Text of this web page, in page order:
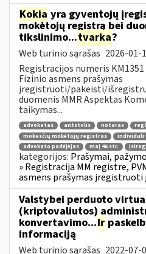
Kokia yra gyventojų
mokėtojų registrą bei
tikslinimo...tvarka?
Web turinio sąrašas 2026-01-
Registracijos numeris
Fizinio asmens prašymas
įregistruoti/pakeisti/
duomenis MMR Aspektas
taikymas...
advokatas antstolis notaras
mokesčių mokėtojų registras
individuli
advokato padėjėjas
maį 46 str.
kategorijos: Prašymai,
» Registracija MM registre,
asmens prašymas įregistruoti į
Valstybei perduoto
(kriptovaliutos)
konvertavimo...Ir
informaciją
Web turinio sąrašas 2022-07-